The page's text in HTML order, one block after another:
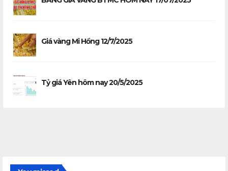
Giá vàng Mi Hồng 12/7/2025
Tỷ giá Yên hôm nay 20/5/2025